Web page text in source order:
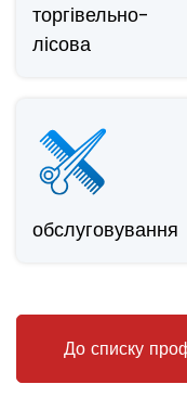
торгівельно-
лісова
обслуговування
До списку